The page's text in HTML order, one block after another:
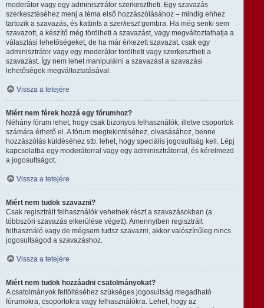
moderátor vagy egy adminisztrátor szerkesztheti. Egy szavazás
szerkesztéséhez menj a téma első hozzászólásához – mindig ehhez
tartozik a szavazás, és kattints a szerkesztgombra. Ha még senki sem
szavazott, a készítő még törölheti a szavazást, vagy megváltoztathatja a
választási lehetőségeket, de ha már érkezett szavazat, csak egy
adminisztrátor vagy egy moderátor törölheti vagy szerkesztheti a
szavazást. Így nem lehet manipulálni a szavazást a szavazási
lehetőségek megváltoztatásával.
Vissza a tetejére
Miért nem férek hozzá egy fórumhoz?
Néhány fórum lehet, hogy csak bizonyos felhasználók, illetve csoportok
számára érhető el. A fórum megtekintéséhez, olvasásához, benne
hozzászólás küldéséhez stb. lehet, hogy speciális jogosultság kell. Lépj
kapcsolatba egy moderátorral vagy egy adminisztrátorral, és kérelmezd
a jogosultságot.
Vissza a tetejére
Miért nem tudok szavazni?
Csak regisztrált felhasználók vehetnek részt a szavazásokban (a
többszöri szavazás elkerülése végett). Amennyiben regisztrált
felhasználó vagy de mégsem tudsz szavazni, akkor valószínűleg nincs
jogosultságod a szavazáshoz.
Vissza a tetejére
Miért nem tudok hozzáadni csatolmányokat?
A csatolmányok feltöltéséhez szükséges jogosultság megadható
fórumokra, csoportokra vagy felhasználókra. Lehet, hogy az